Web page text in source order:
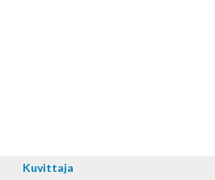
Kuvitta­ja